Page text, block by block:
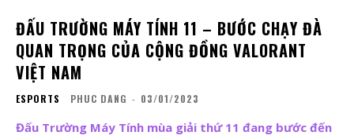
ĐẤU TRƯỜNG MÁY TÍNH 11 – BƯỚC CHẠY ĐÀ
QUAN TRỌNG CỦA CỘNG ĐỒNG VALORANT
VIỆT NAM
ESPORTS PHUC DANG - 03/01/2023
Đấu Trường Máy Tính mùa giải thứ 11 đang bước đến